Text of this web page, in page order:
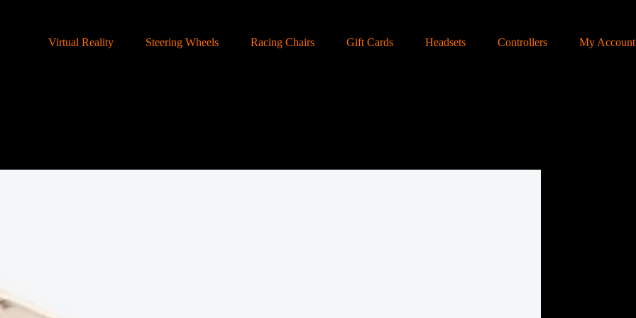
Virtual Reality Steering Wheels Racing Chairs Gift Cards Headsets Controllers My Account